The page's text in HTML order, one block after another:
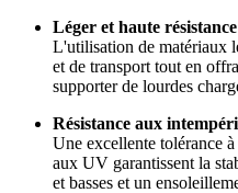
Léger et haute résistance
L'utilisation de matériaux
et de transport tout en
supporter de lourdes
Résistance aux
Une excellente tolérance
aux UV garantissent la
et basses et un